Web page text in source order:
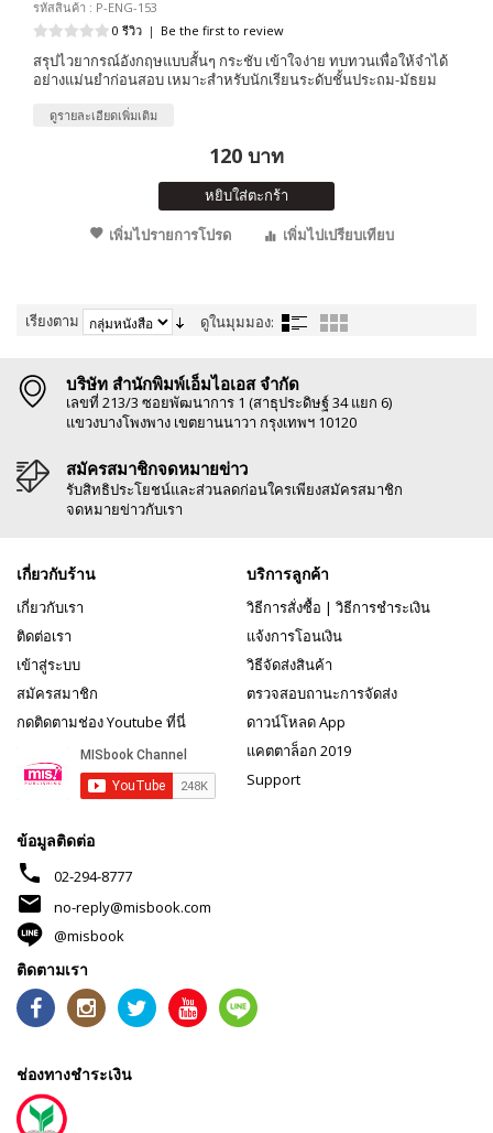
รหัสสินค้า : P-ENG-153
0 รีวิว | Be the first to review
สรุปไวยากรณ์อังกฤษแบบสั้นๆ กระชับ เข้าใจง่าย ทบทวนเพื่อให้จำได้
อย่างแม่นยำก่อนสอบ เหมาะสำหรับนักเรียนระดับชั้นประถม-มัธยม
ดูรายละเอียดเพิ่มเติม
120 บาท
หยิบใส่ตะกร้า
เพิ่มไปรายการโปรด
เพิ่มไปเปรียบเทียบ
เรียงตาม ดูในมุมมอง:
บริษัท สำนักพิมพ์เอ็มไอเอส จำกัด
เลขที่ 213/3 ซอยพัฒนาการ 1 (สาธุประดิษฐ์ 34 แยก 6)
แขวงบางโพงพาง เขตยานนาวา กรุงเทพฯ 10120
สมัครสมาชิกจดหมายข่าว
รับสิทธิประโยชน์และส่วนลดก่อนใครเพียงสมัครสมาชิก
จดหมายข่าวกับเรา
เกี่ยวกับร้าน
เกี่ยวกับเรา
ติดต่อเรา
เข้าสู่ระบบ
สมัครสมาชิก
กดติดตามช่อง Youtube ที่นี่
บริการลูกค้า
วิธีการสั่งซื้อ | วิธีการชำระเงิน
แจ้งการโอนเงิน
วิธีจัดส่งสินค้า
ตรวจสอบถานะการจัดส่ง
ดาวน์โหลด App
แคตตาล็อก 2019
Support
ข้อมูลติดต่อ
phone 02-294-8777
mail
no-reply@misbook.com
@misbook
ติดตามเรา
ช่องทางชำระเงิน